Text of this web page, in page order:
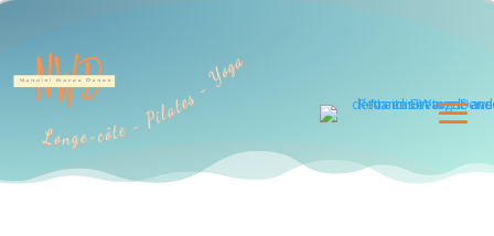
Longe-côte - Pilates - Yoga